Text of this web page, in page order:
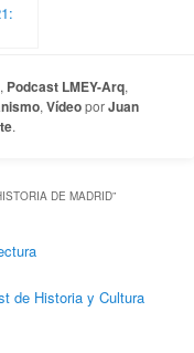
, Podcast LMEY-Arq,
,VídeoporJuan
.
DE MADRID”
de Historia y Cultura